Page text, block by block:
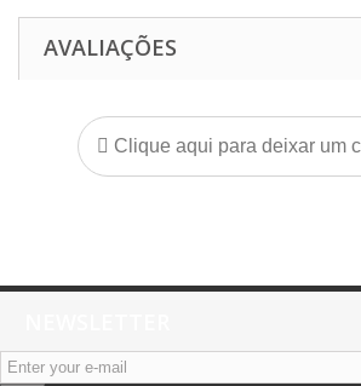
AVALIAÇÕES
Clique aqui para deixar um